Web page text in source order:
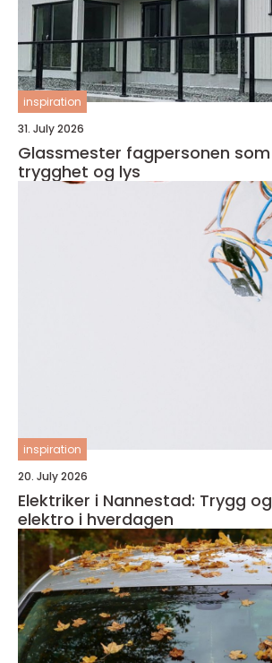
inspiration
31. July 2026
Glassmester fagpersonen som gir hjemmet
trygghet og lys
inspiration
20. July 2026
Elektriker i Nannestad: Trygg
elektro i hverdagen